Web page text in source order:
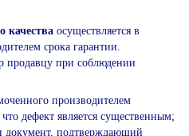
качества осуществляется в
срока гарантии.
продавцу при соблюдении
производителем
дефект является существенным;
документ, подтверждающий